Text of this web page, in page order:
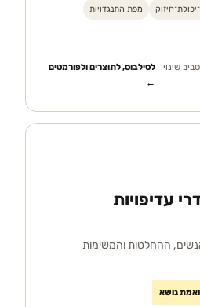
מפת התנגדויות
5 מפגשים סביב שינוי
לסילבוס, לתוצרים ולפורמטים
←
עדיפויות
ההחלטות והמשימות
נושא